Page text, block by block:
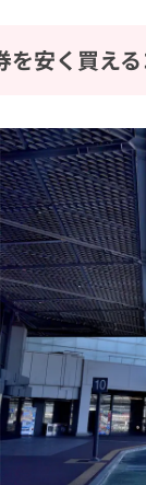
を安く買え